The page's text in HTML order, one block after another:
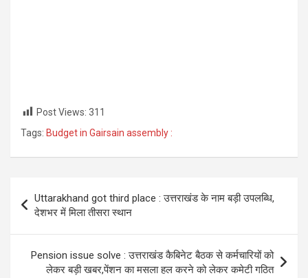
Post Views: 311
Tags: Budget in Gairsain assembly :
navigation
Uttarakhand got third place : उत्तराखंड के नाम बड़ी उपलब्धि,
देशभर में मिला तीसरा स्थान
Pension issue solve : उत्तराखंड कैबिनेट बैठक से कर्मचारियों को
लेकर बड़ी खबर,पेंशन का मसला हल करने को लेकर कमेटी गठित